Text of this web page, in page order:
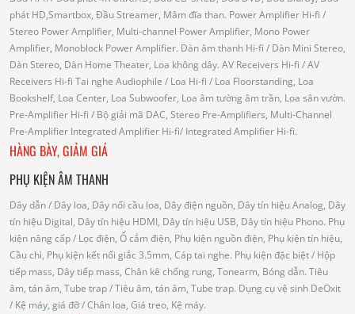
phát HD,Smartbox, Đầu Streamer, Mâm đĩa than. Power Amplifier Hi-fi /
Stereo Power Amplifier, Multi-channel Power Amplifier, Mono Power
Amplifier, Monoblock Power Amplifier. Dàn âm thanh Hi-fi / Dàn Mini Stereo,
Dàn Stereo, Dàn Home Theater, Loa không dây. AV Receivers Hi-fi / AV
Receivers Hi-fi Tai nghe Audiophile / Loa Hi-fi / Loa Floorstanding, Loa
Bookshelf, Loa Center, Loa Subwoofer, Loa âm tường âm trần, Loa sân vườn.
Pre-Amplifier Hi-fi / Bộ giải mã DAC, Stereo Pre-Amplifiers, Multi-Channel
Pre-Amplifier Integrated Amplifier Hi-fi/ Integrated Amplifier Hi-fi.
HÀNG BÀY, GIẢM GIÁ
PHỤ KIỆN ÂM THANH
Dây dẫn/ Dây loa, Dây nối cầu loa, Dây điện nguồn, Dây tín hiệu Analog, Dây
tín hiệu Digital, Dây tín hiệu HDMI, Dây tín hiệu USB, Dây tín hiệu Phono. Phụ
kiện nâng cấp/ Lọc điện, Ổ cắm điện, Phụ kiện nguồn điện, Phụ kiện tín hiệu,
Cầu chì, Phụ kiện kết nối giắc 3.5mm, Cáp tai nghe. Phụ kiện đặc biệt/ Hộp
tiếp mass, Dây tiếp mass, Chân kê chống rung, Tonearm, Bóng dẫn. Tiêu
âm, tán âm, Tube trap/ Tiêu âm, tán âm, Tube trap. Dụng cụ vệ sinh DeOxit
/ Kệ máy, giá đỡ/ Chân loa, Giá treo, Kệ máy.